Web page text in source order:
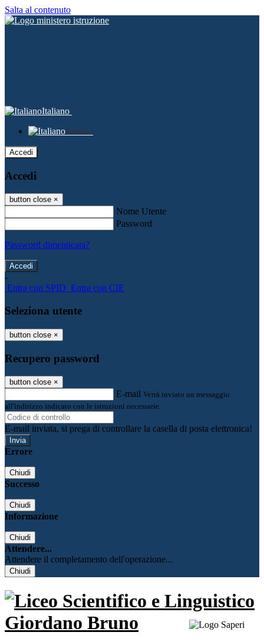
Salta al contenuto
Italiano
Italiano
Accedi
Accedi
button close ×
Nome Utente
Password
Password dimenticata?
-
Entra con SPID Entra con CIE
Seleziona utente
button close ×
Recupero password
button close ×
E-mail Verrà inviato un messaggio
all'indirizzo indicato con le istruzioni necessarie.
E-mail inviata, si prega di controllare la casella di posta elettronica!
Errore
Chiudi
Successo
Chiudi
Informazione
Chiudi
Attendere...
Attendere il completamento dell'operazione...
Chiudi